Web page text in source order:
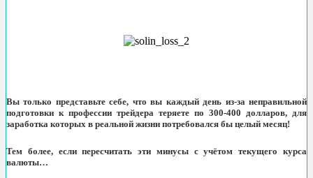
Вы только представьте себе, что вы каждый день из-за неправильной
подготовки к профессии трейдера теряете по 300-400 долларов, для
заработка которых в реальной жизни потребовался бы целый месяц!
Тем более, если пересчитать эти минусы с учётом текущего курса
валюты…